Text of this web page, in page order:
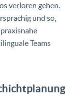
verloren gehen.
und so,
Teams